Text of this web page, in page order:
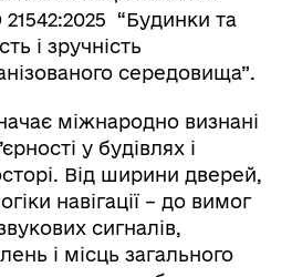
“Будинки та
і зручність
середовища”.
міжнародно визнані
у будівлях і
Від ширини дверей,
навігації – до вимог
сигналів,
і місць загального